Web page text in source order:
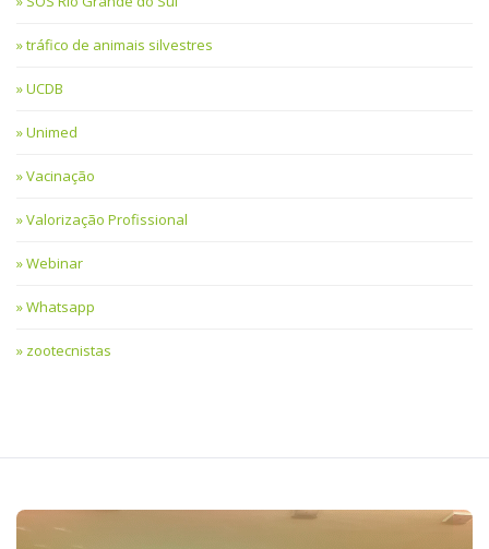
tráfico de animais silvestres
UCDB
Unimed
Vacinação
Valorização Profissional
Webinar
Whatsapp
zootecnistas